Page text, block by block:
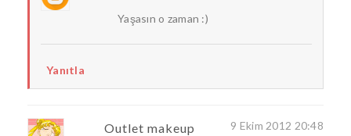
Yaşasın o zaman :)
Yanıtla
Outlet makeup 9 Ekim 2012 20:48